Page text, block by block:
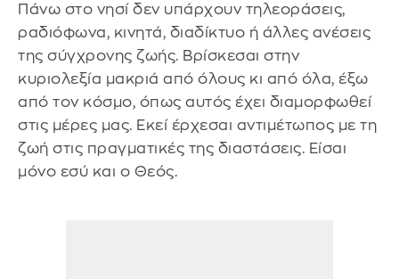
Πάνω στο νησί δεν υπάρχουν τηλεοράσεις,
ραδιόφωνα, κινητά, διαδίκτυο ή άλλες ανέσεις
της σύγχρονης ζωής. Βρίσκεσαι στην
κυριολεξία μακριά από όλους κι από όλα, έξω
από τον κόσμο, όπως αυτός έχει διαμορφωθεί
στις μέρες μας. Εκεί έρχεσαι αντιμέτωπος με τη
ζωή στις πραγματικές της διαστάσεις. Είσαι
μόνο εσύ και ο Θεός.